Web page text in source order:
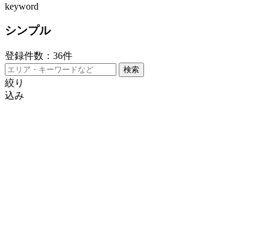
keyword
シンプル
登録件数： 36件
絞り
込み